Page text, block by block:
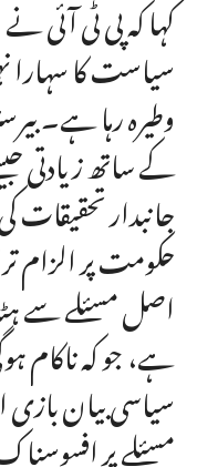
کہا کہ پی ٹی آئی
سیاست کا سہارا
وطیرہ رہا ہے۔
کے ساتھ زیادتی
جانبدار
حکومت پر الزام
اصل مسئلے سے
ہے، جو کہ ناکام
سیاسی بیان بازی
مسئلے پر